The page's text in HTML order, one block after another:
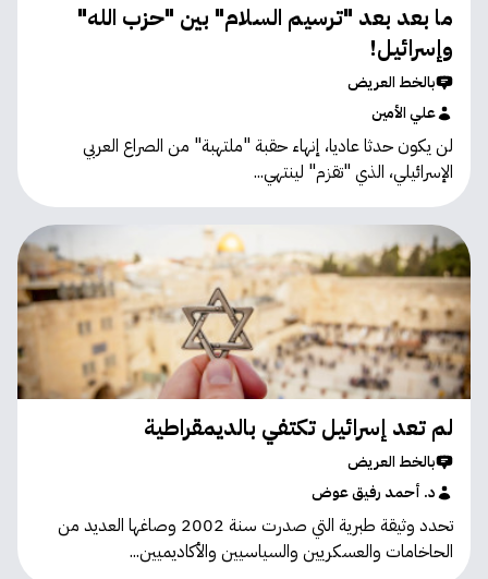
ما بعد بعد "ترسيم السلام" بين "حزب الله"
وإسرائيل!
بالخط العريض
علي الأمين
لن يكون حدثا عاديا، إنهاء حقبة "ملتهبة" من الصراع العربي
الإسرائيلي، الذي "تقزم" لينتهي...
لم تعد إسرائيل تكتفي بالديمقراطية
بالخط العريض
د. أحمد رفيق عوض
تحدد وثيقة طبرية التي صدرت سنة 2002 وصاغها العديد من
الحاخامات والعسكريين والسياسيين والأكاديميين...